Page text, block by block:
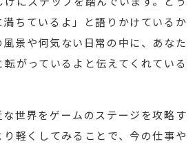
ちているよ」と語りかけているか
景や何気ない日常の中に、あなた
がっているよと伝えてくれている
世界をゲームのステージを攻略す
軽くしてみることで、今の仕事や